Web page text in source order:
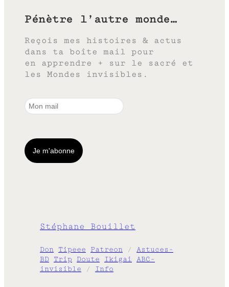
Pénètre l’autre monde…
Reçois mes histoires & actus
dans ta boîte mail pour
en apprendre + sur le sacré et
les Mondes invisibles.
Stéphane Bouillet
Don Tipeee Patreon / Astuces-
BD Trip Doute Ikigai ABC-
invisible / Info